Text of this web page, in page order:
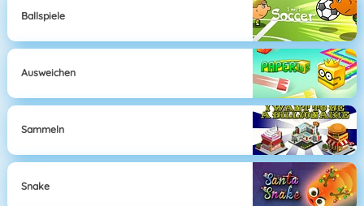
Ballspiele
Ausweichen
Sammeln
Snake